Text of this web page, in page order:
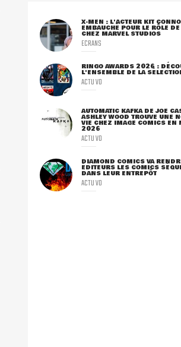
X-MEN : L'ACTEUR KIT
EMBAUCHÉ POUR LE RÔLE
CHEZ MARVEL STUDIOS
ECRANS
RINGO AWARDS 2026 :
L'ENSEMBLE DE LA
ACTU VO
AUTOMATIC KAFKA DE JOE
ASHLEY WOOD TROUVE UNE
VIE CHEZ IMAGE COMICS EN
2026
ACTU VO
DIAMOND COMICS VA
ÉDITEURS LES COMICS
DANS LEUR ENTREPÔT
ACTU VO